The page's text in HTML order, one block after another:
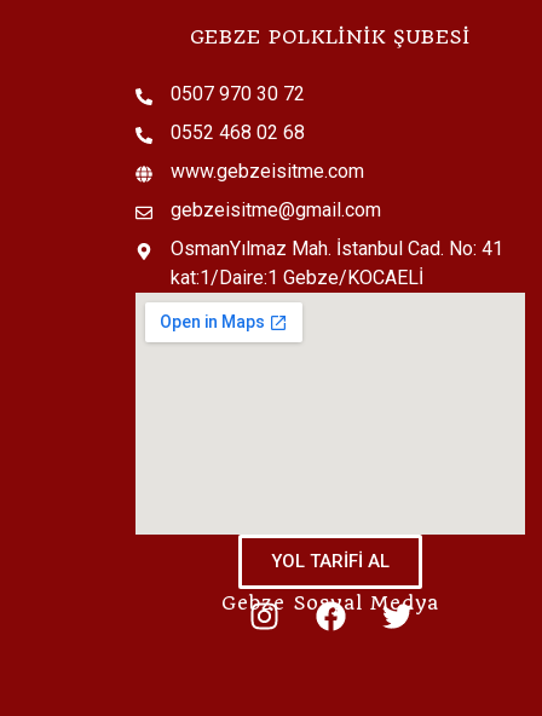
GEBZE POLKLİNİK ŞUBESİ
0507 970 30 72
0552 468 02 68
www.gebzeisitme.com
gebzeisitme@gmail.com
OsmanYılmaz Mah. İstanbul Cad. No: 41
kat:1/Daire:1 Gebze/KOCAELİ
YOL TARİFİ AL
Gebze Sosyal Medya